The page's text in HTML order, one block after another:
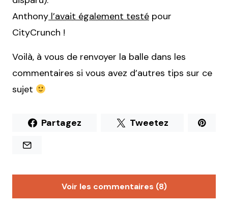
Anthony l’avait également testé pour
CityCrunch !
Voilà, à vous de renvoyer la balle dans les
commentaires si vous avez d’autres tips sur ce
sujet
Partagez Tweetez
Voir les commentaires (8)